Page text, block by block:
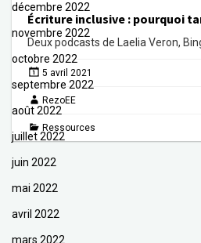
décembre 2022
novembre 2022
octobre 2022
septembre 2022
août 2022
juillet 2022
juin 2022
mai 2022
avril 2022
mars 2022
Écriture inclusive : pourquoi
Deux podcasts de Laelia Veron,
5 avril 2021
RezoEE
Ressources